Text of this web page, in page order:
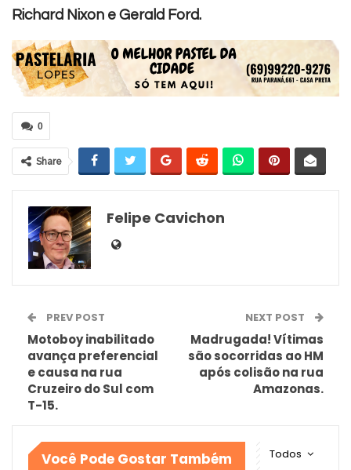
Richard Nixon e Gerald Ford.
0
Share
Felipe Cavichon
PREV POST
Motoboy inabilitado
avança preferencial
e causa na rua
Cruzeiro do Sul com
T-15.
NEXT POST
Madrugada! Vítimas
são socorridas ao HM
após colisão na rua
Amazonas.
Todos
Você Pode Gostar Também